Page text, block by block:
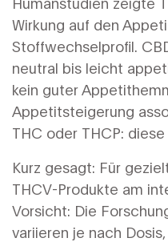
Wirkung auf den
Stoffwechselprofil.
neutral bis leicht
kein guter
Appetitsteigerung
THC oder THCP:
Kurz gesagt: Für
THCV-Produkte am
Vorsicht: Die
variieren je nach